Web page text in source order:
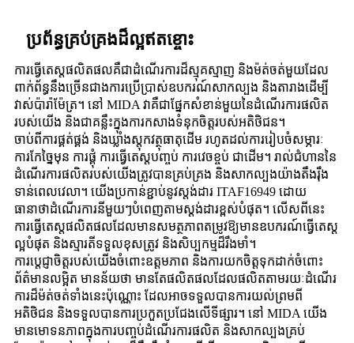
ប្រព័ន្ធគ្រប់គ្រងដ៏ល្អឥតខ្ចោះ
ការធ្វើតេស្តផលិតផលគឺជាដំណើរការដ៏ស្មុគស្មាញ និងម៉ត់ចត់មួយដែល
ពាក់ព័ន្ធនឹងច្រើនជាងការប្រើប្រាស់ឧបករណ៍សាកល្បង និងតារាងដើម្បី
វាស់ប៉ារ៉ាម៉ែត្រ។ នៅ MIDA វាគឺជាផ្នែកសំខាន់មួយនៃដំណើរការផលិត
របស់យើង និងជាគន្លឹះក្នុងការកសាងទំនុកចិត្តរបស់អតិថិជន។
ចាប់ពីការផ្គត់ផ្គង់ និងឃ្លាំងស្តុកវត្ថុធាតុដើម រហូតដល់ការរៀបចំសម្ភារៈ
ការកែច្នៃមុន ការផ្គុំ ការធ្វើតេស្តបញ្ចប់ ការវេចខ្ចប់ ជាដើម។ រាល់ជំហាននៃ
ដំណើរការផលិតរបស់យើងត្រូវបានគ្រប់គ្រង និងសាកល្បងយ៉ាងតឹងរ៉ឹង
ទាន់ពេលវេលា។ យើងប្រកាន់ខ្ជាប់នូវស្តង់ដារ ITAF16949 ដោយ
ធានាថាដំណើរការនីមួយៗបំពេញតាមស្តង់ដារខ្ពស់បំផុត។ លើសពីនេះ
ការធ្វើតេស្តផលិតផលដែលមានសមត្ថភាពតម្រូវឱ្យមានឧបករណ៍ធ្វើតេស្ត
ល្អបំផុត និងស្មារតីទទួលខុសត្រូវ និងសិប្បកម្មដ៏រឹងមាំ។
ការប្តេជ្ញាចិត្តរបស់យើងចំពោះឧត្តមភាព និងការយកចិត្តទុកដាក់ចំពោះ
ព័ត៌មានលម្អិត មានន័យថា មានតែផលិតផលដែលផលិតតាមរយៈដំណើរ
ការដ៏ម៉ត់ចត់ទាំងនេះប៉ុណ្ណោះ ដែលអាចទទួលបានការយល់ព្រមពី
អតិថិជន និងទទួលបានការប្រកួតប្រជែងលើទីផ្សារ។ នៅ MIDA យើង
មានមោទនភាពក្នុងការបញ្ចប់ដំណើរការផលិត និងសាកល្បងគ្រប់